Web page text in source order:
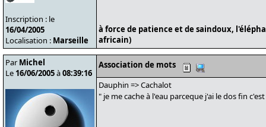
Inscription : le
16/04/2005
Localisation : Marseille
à force de patience et de saindoux,
africain)
Par Michel
Le 16/06/2005à08:39:16
Association de mots
Dauphin => Cachalot
" je me cache à l'eau parceque j'ai le dos fin